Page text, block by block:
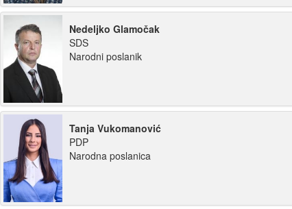
Nedeljko Glamočak
SDS
Narodni poslanik
Tanja Vukomanović
PDP
Narodna poslanica